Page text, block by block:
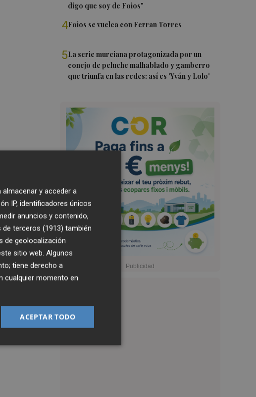
digo que soy de Foios"
4Foios se vuelca con Ferran Torres
5La serie murciana protagonizada por un
conejo de peluche malhablado y gamberro
que triunfa en las redes: así es 'Yván y Lolo'
y acceder a
IP, identificadores únicos
anuncios y contenido,
de terceros (1913) también
de geolocalización
sitio web. Algunos
tiene derecho a
cualquier momento en
ACEPTAR TODO